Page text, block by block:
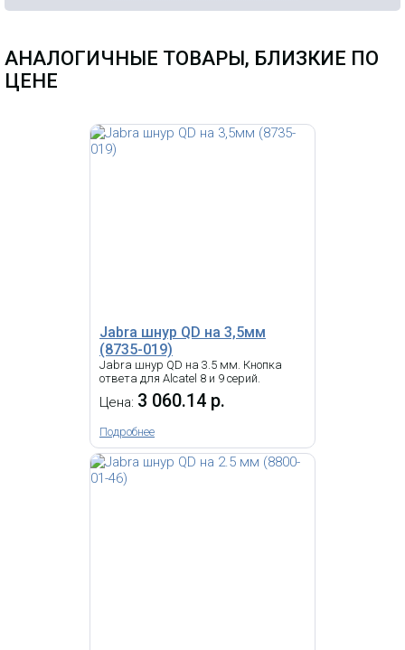
АНАЛОГИЧНЫЕ ТОВАРЫ, БЛИЗКИЕ ПО
ЦЕНЕ
Jabra шнур QD на 3,5мм
(8735-019)
Jabra шнур QD на 3.5 мм. Кнопка
ответа для Alcatel 8 и 9 серий.
Цена: 3 060.14 р.
Подробнее